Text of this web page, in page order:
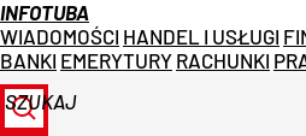
INFOTUBA
WIADOMOŚCI HANDEL I USŁUGI
BANKI EMERYTURY RACHUNKI
SZUKAJ